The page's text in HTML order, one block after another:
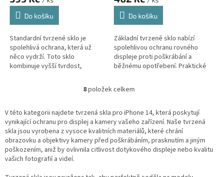
Do košíku
Standardní tvrzené sklo je
spolehlivá ochrana, která už
něco vydrží. Toto sklo
kombinuje vyšší tvrdost,
čistý obraz bez zkreslení. Zlatá
Do košíku
Základní tvrzené sklo nabízí
spolehlivou ochranu rovného
displeje proti poškrábání a
běžnému opotřebení. Praktické
které nezmění vzhled tvého
telefonu.
O
l
á
d
a
c
8položek celkem
V této kategorii najdete tvrzená skla pro iPhone 14, která poskytují
vynikající ochranu pro displej a kamery vašeho zařízení. Naše tvrzená
skla jsou vyrobena z vysoce kvalitních materiálů, které chrání
obrazovku a objektivy kamery před poškrábáním, prasknutím a jiným
poškozením, aniž by ovlivnila citlivost dotykového displeje nebo kvalitu
vašich fotografií a videí.